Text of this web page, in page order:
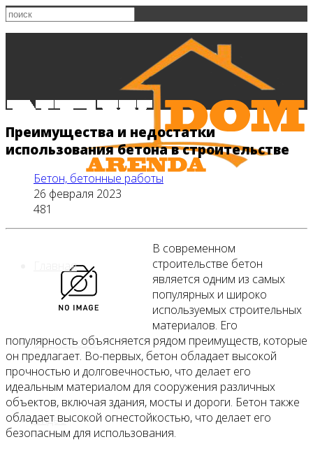
Главная
Все новости
Видео
Преимущества и недостатки
использования бетона в строительстве
Бетон, бетонные работы
26 февраля 2023
481
В современном
строительстве бетон
является одним из самых
популярных и широко
используемых строительных
материалов. Его
популярность объясняется рядом преимуществ, которые
он предлагает. Во-первых, бетон обладает высокой
прочностью и долговечностью, что делает его
идеальным материалом для сооружения различных
объектов, включая здания, мосты и дороги. Бетон также
обладает высокой огнестойкостью, что делает его
безопасным для использования.